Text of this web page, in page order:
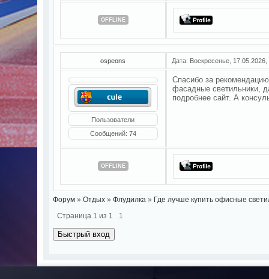
OFFLINE
ospeons Дата: Воскресенье,
Пользователи
Сообщений: 74
Спасибо за
фасадные светильники,
подробнее сайт. А
OFFLINE
Форум » Отдых » Флудилка » Где лучше купить офисные
Страница 1 из 1 1